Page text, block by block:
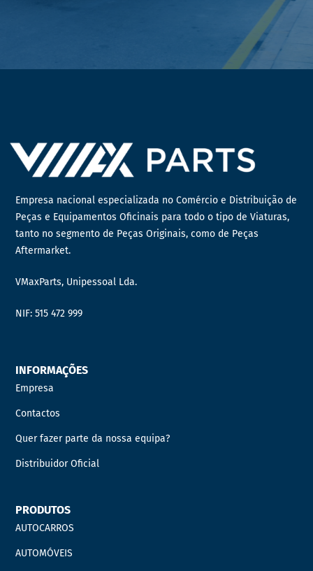
Empresa nacional especializada no Comércio e Distribuição de
Peças e Equipamentos Oficinais para todo o tipo de Viaturas,
tanto no segmento de Peças Originais, como de Peças
Aftermarket.
VMaxParts, Unipessoal Lda.
NIF: 515 472 999
INFORMAÇÕES
Empresa
Contactos
Quer fazer parte da nossa equipa?
Distribuidor Oficial
PRODUTOS
AUTOCARROS
AUTOMÓVEIS